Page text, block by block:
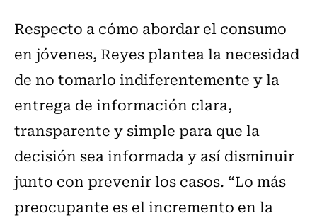
Respecto a cómo abordar el consumo
en jóvenes, Reyes plantea la necesidad
de no tomarlo indiferentemente y la
entrega de información clara,
transparente y simple para que la
decisión sea informada y así disminuir
junto con prevenir los casos. “Lo más
preocupante es el incremento en la